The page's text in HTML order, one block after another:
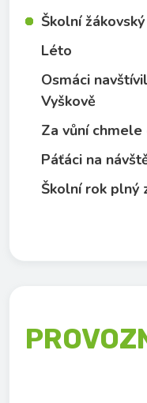
Školní
Léto
Osmáci
Vyškově
Za vůní
Páťáci na
Školní rok plný